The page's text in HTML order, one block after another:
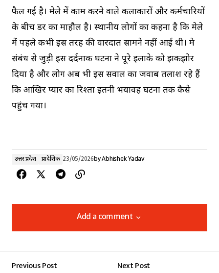
फैल गई है। मेले में काम करने वाले कलाकारों और कर्मचारियों
के बीच डर का माहौल है। स्थानीय लोगों का कहना है कि मेले
में पहले कभी इस तरह की वारदात सामने नहीं आई थी। प्रेम
संबंध से जुड़ी इस दर्दनाक घटना ने पूरे इलाके को झकझोर
दिया है और लोग अब भी इस सवाल का जवाब तलाश रहे हैं
कि आखिर प्यार का रिश्ता इतनी भयावह घटना तक कैसे
पहुंच गया।
उत्तर प्रदेश प्रादेशिक 23/05/2026byAbhishek Yadav
Add a comment
Add a comment
Previous Post
Next Post